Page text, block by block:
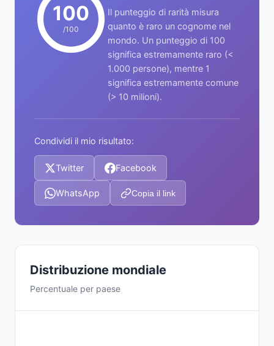
100
/100
Il punteggio di rarità misura
quanto è raro un cognome nel
mondo. Un punteggio di 100
significa estremamente raro (<
1.000 persone), mentre 1
significa estremamente comune
(> 10 milioni).
Condividi il mio risultato:
Twitter Facebook
WhatsApp Copia il link
Distribuzione mondiale
Percentuale per paese